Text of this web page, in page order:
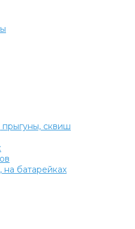
прыгуны, сквиш
на батарейках